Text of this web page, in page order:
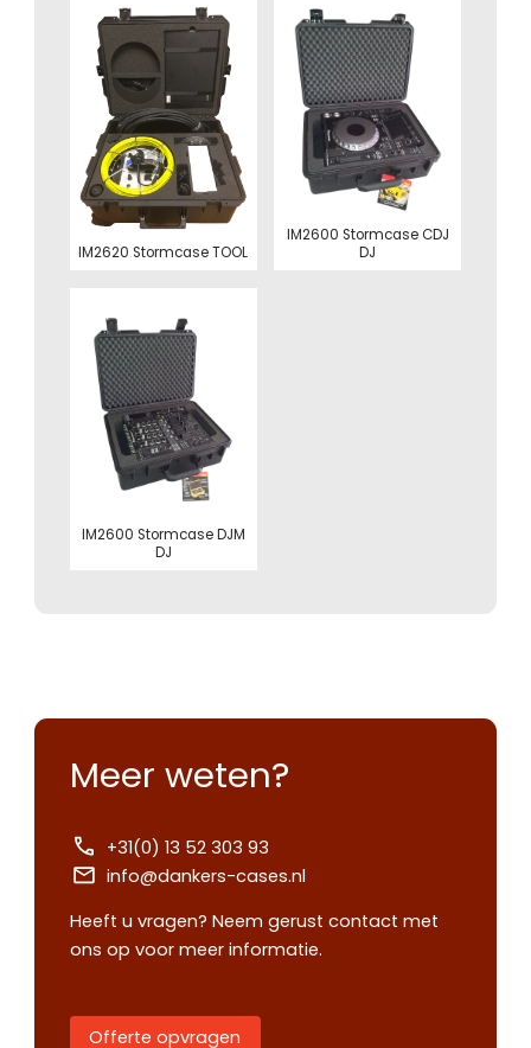
IM2620 Stormcase TOOL
IM2600 Stormcase CDJ
DJ
IM2600 Stormcase DJM
DJ
Meer weten?
+31(0) 13 52 303 93
info@dankers-cases.nl
Heeft u vragen? Neem gerust contact met
ons op voor meer informatie.
Offerte opvragen